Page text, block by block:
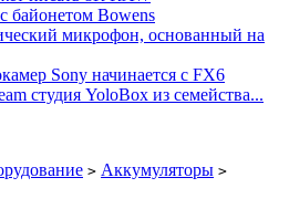
байонетом Bowens
микрофон, основанный на
Sony начинается с FX6
студия YoloBox из семейства...
> Аккумуляторы >